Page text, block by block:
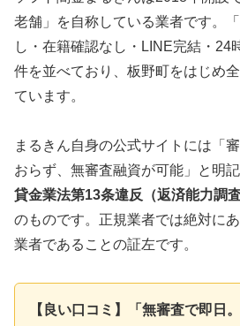
老舗」を自称している業者です。
し・在籍確認なし・LINE完結・24
件を並べており、板野町をはじめ
ています。
まるきん自身の公式サイトには「
おらず、無審査融資が可能」と明
貸金業法第13条違反（返済能力調査
のものです。正規業者では絶対に
業者であることの証左です。
【良い口コミ】「無審査で即日